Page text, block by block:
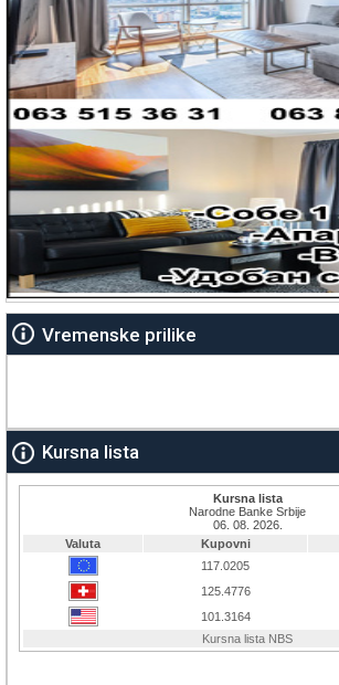
Vremenske prilike
Kursna lista